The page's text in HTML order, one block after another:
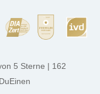
out far above the
They made the entire
smooth,
and a huge part of
credit goes to Amelie
was
professional,
5 Sterne | 162